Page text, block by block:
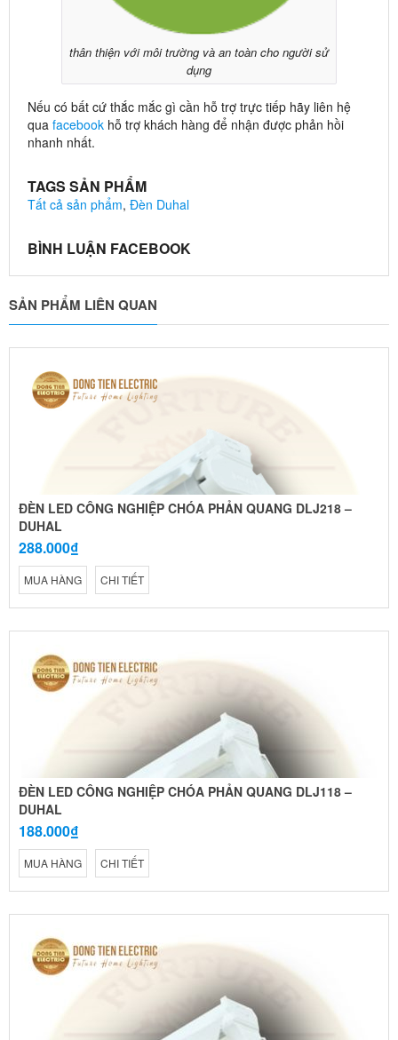
thân thiện với môi trường và an toàn cho người sử
dụng
Nếu có bất cứ thắc mắc gì cần hỗ trợ trực tiếp hãy liên hệ
qua facebook hỗ trợ khách hàng để nhận được phản hồi
nhanh nhất.
TAGS SẢN PHẨM
Tất cả sản phẩm, Đèn Duhal
BÌNH LUẬN FACEBOOK
SẢN PHẨM LIÊN QUAN
ĐÈN LED CÔNG NGHIỆP CHÓA PHẢN QUANG DLJ218 –
DUHAL
288.000₫
MUA HÀNG CHI TIẾT
ĐÈN LED CÔNG NGHIỆP CHÓA PHẢN QUANG DLJ118 –
DUHAL
188.000₫
MUA HÀNG CHI TIẾT